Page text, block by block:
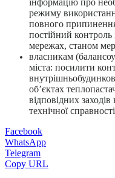
режиму
повного
постійний контроль
мережах, станом
власникам
міста: посилити
об’єктах
відповідних
технічної
Facebook
WhatsApp
Telegram
Copy URL